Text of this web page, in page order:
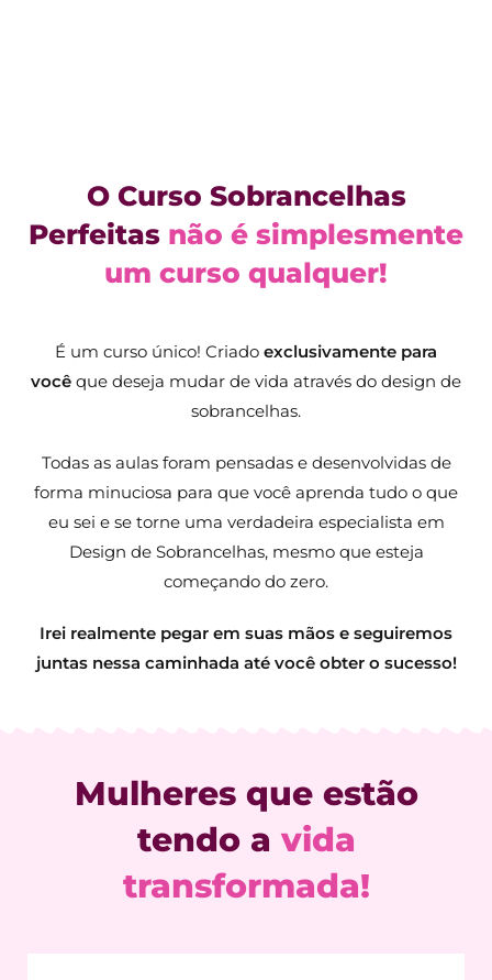
O Curso Sobrancelhas
Perfeitas não é simplesmente
um curso qualquer!
É um curso único! Criado exclusivamente para
você que deseja mudar de vida através do design de
sobrancelhas.
Todas as aulas foram pensadas e desenvolvidas de
forma minuciosa para que você aprenda tudo o que
eu sei e se torne uma verdadeira especialista em
Design de Sobrancelhas, mesmo que esteja
começando do zero.
Irei realmente pegar em suas mãos e seguiremos
juntas nessa caminhada até você obter o sucesso!
Mulheres que estão
tendo a vida
transformada!